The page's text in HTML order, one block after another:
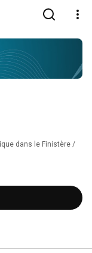
dans le Finistère /